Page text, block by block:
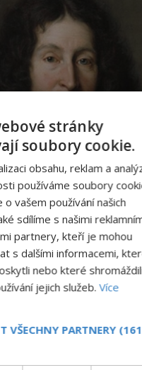
stránky
soubory cookie.
obsahu, reklam a
používáme soubory
o vašem používání našich
sdílíme s našimi
partnery, kteří je mohou
s dalšími informacemi,
nebo které
jejich služeb.Více
VŠECHNY PARTNERY